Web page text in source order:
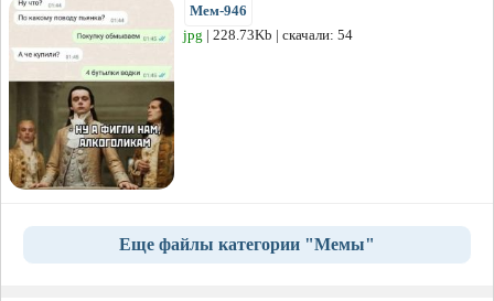
Мем-946
jpg | 228.73Kb | скачали: 54
Еще файлы категории "Мемы"